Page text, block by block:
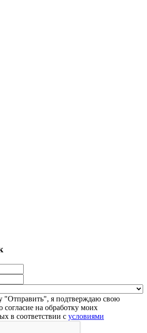
"Отправить", я подтверждаю свою
согласие на обработку моих
в соответствии с условиями